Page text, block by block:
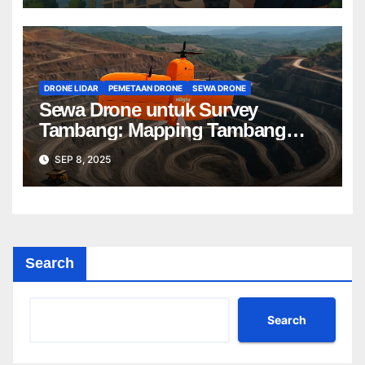
DRONE LIDAR PEMETAAN DRONE SEWA DRONE
Sewa Drone untuk Survey
Tambang: Mapping Tambang
Profesional Lebih Cepat & Akurat
SEP 8, 2025
Search
Search